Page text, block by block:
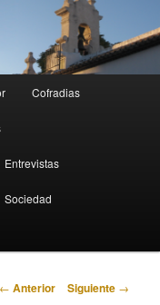
Cofradias
Entrevistas
Sociedad
Navegación
← Anterior Siguiente →